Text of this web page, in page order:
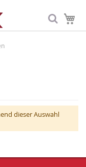
dieser Auswahl